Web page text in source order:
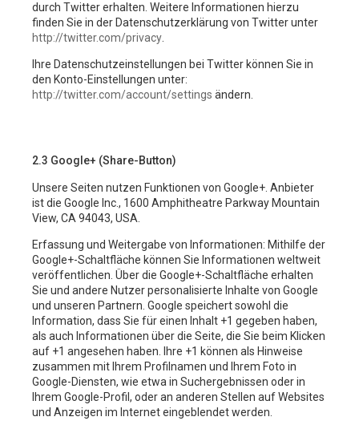
durch Twitter erhalten. Weitere Informationen hierzu
finden Sie in der Datenschutzerklärung von Twitter unter
http://twitter.com/privacy.
Ihre Datenschutzeinstellungen bei Twitter können Sie in
den Konto-Einstellungen unter:
http://twitter.com/account/settings ändern.
2.3 Google+ (Share-Button)
Unsere Seiten nutzen Funktionen von Google+. Anbieter
ist die Google Inc., 1600 Amphitheatre Parkway Mountain
View, CA 94043, USA.
Erfassung und Weitergabe von Informationen: Mithilfe der
Google+-Schaltfläche können Sie Informationen weltweit
veröffentlichen. Über die Google+-Schaltfläche erhalten
Sie und andere Nutzer personalisierte Inhalte von Google
und unseren Partnern. Google speichert sowohl die
Information, dass Sie für einen Inhalt +1 gegeben haben,
als auch Informationen über die Seite, die Sie beim Klicken
auf +1 angesehen haben. Ihre +1 können als Hinweise
zusammen mit Ihrem Profilnamen und Ihrem Foto in
Google-Diensten, wie etwa in Suchergebnissen oder in
Ihrem Google-Profil, oder an anderen Stellen auf Websites
und Anzeigen im Internet eingeblendet werden.